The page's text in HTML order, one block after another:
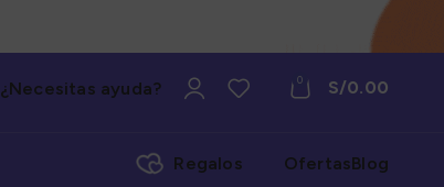
¿Necesitas ayuda? 0 S/0.00
Regalos OfertasBlog